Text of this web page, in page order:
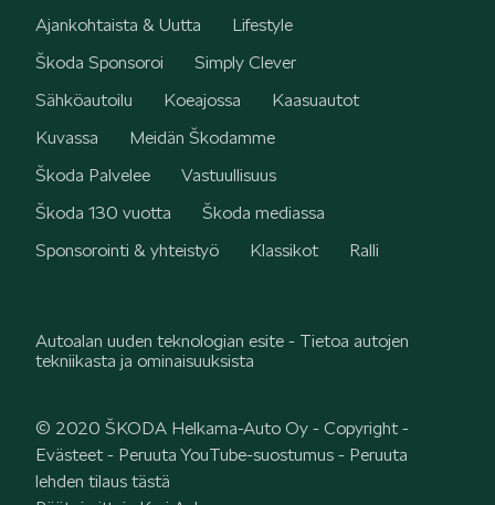
Ajankohtaista & Uutta
Lifestyle
Škoda Sponsoroi
Simply Clever
Sähköautoilu
Koeajossa
Kaasuautot
Kuvassa
Meidän Škodamme
Škoda Palvelee
Vastuullisuus
Škoda 130 vuotta
Škoda mediassa
Sponsorointi & yhteistyö
Klassikot Ralli
Autoalan uuden teknologian esite - Tietoa autojen
tekniikasta ja ominaisuuksista
© 2020 ŠKODA Helkama-Auto Oy - Copyright-
Evästeet- Peruuta YouTube-suostumus - Peruuta
lehden tilaus tästä